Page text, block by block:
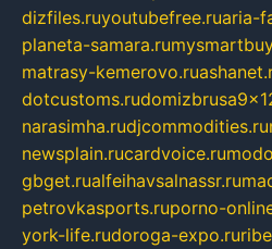
dizfiles.ruyoutubefree.ruaria-
planeta-samara.ru
matrasy-kemerovo.ru
dotcustoms.ru
narasimha.rudjcommodities.ru
newsplain.rucardvoice.ru
gbget.rualfeihavsalnassr.ru
petrovkasports.ruporno-
york-life.rudoroga-expo.ru